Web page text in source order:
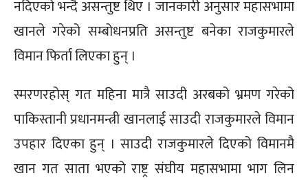
नदिएको भन्दै असन्तुष्ट थिए । जानकारी अनुसार महासभामा
खानले गरेको सम्बोधनप्रति असन्तुष्ट बनेका राजकुमारले
विमान फिर्ता लिएका हुन् ।
स्मरणरहोस् गत महिना मात्रै साउदी अरबको भ्रमण गरेको
पाकिस्तानी प्रधानमन्त्री खानलाई साउदी राजकुमारले विमान
उपहार दिएका हुन् । साउदी राजकुमारले दिएको विमानमै
खान गत साता भएको राष्ट्र संघीय महासभामा भाग लिन